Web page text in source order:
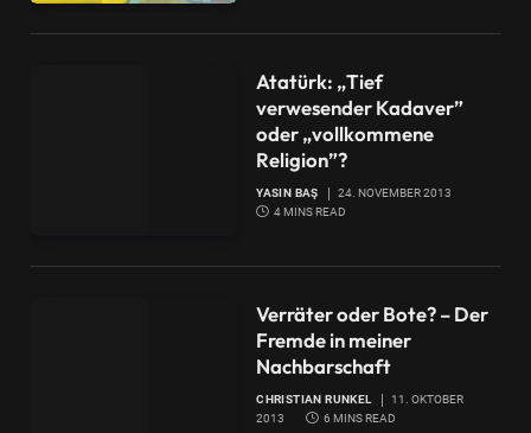
Atatürk: „Tief
verwesender Kadaver”
oder „vollkommene
Religion”?
YASIN BAŞ
24. NOVEMBER 2013
4 MINS READ
Verräter oder Bote? – Der
Fremde in meiner
Nachbarschaft
CHRISTIAN RUNKEL
11. OKTOBER
2013
6 MINS READ